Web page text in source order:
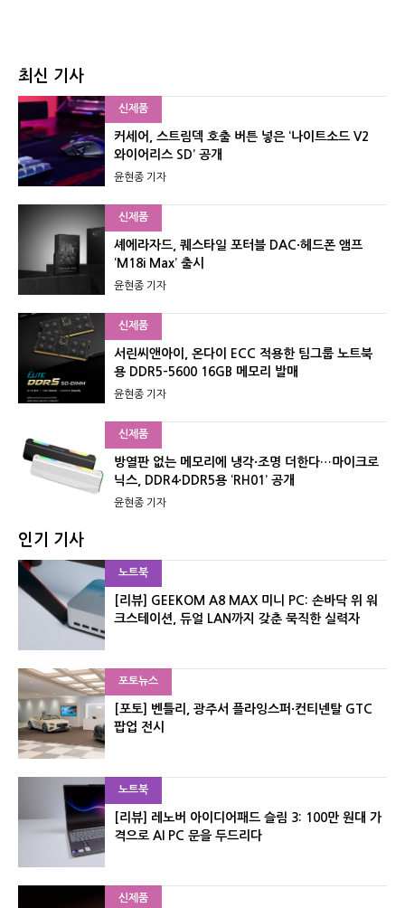
최신 기사
신제품
커세어, 스트림덱 호출 버튼 넣은 ‘나이트소드 V2
와이어리스 SD’ 공개
윤현종 기자
신제품
셰에라자드, 퀘스타일 포터블 DAC·헤드폰 앰프
‘M18i Max’ 출시
윤현종 기자
신제품
서린씨앤아이, 온다이 ECC 적용한 팀그룹 노트북
용 DDR5-5600 16GB 메모리 발매
윤현종 기자
신제품
방열판 없는 메모리에 냉각·조명 더한다…마이크로
닉스, DDR4·DDR5용 ‘RH01’ 공개
윤현종 기자
인기 기사
노트북
[리뷰] GEEKOM A8 MAX 미니 PC: 손바닥 위 워
크스테이션, 듀얼 LAN까지 갖춘 묵직한 실력자
포토뉴스
[포토] 벤틀리, 광주서 플라잉스퍼·컨티넨탈 GTC
팝업 전시
노트북
[리뷰] 레노버 아이디어패드 슬림 3: 100만 원대 가
격으로 AI PC 문을 두드리다
신제품